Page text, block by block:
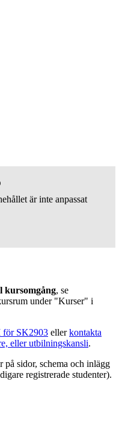
är inte anpassat
kursomgång, se
under "Kurser" i
för SK2903 ellerkontakta
eller utbilningskansli.
sidor, schema och inlägg
registrerade studenter).